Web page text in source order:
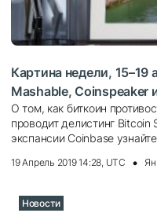
Картина недели, 15–19
Mashable, Coinspeaker
О том, как биткоин
проводит делистинг
экспансии Coinbase
19 Апрель 2019 14:28, UTC
Новости